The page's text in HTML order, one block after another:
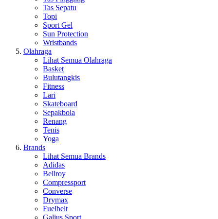
Tas Sepatu
Topi
Sport Gel
Sun Protection
Wristbands
Olahraga
Lihat Semua Olahraga
Basket
Bulutangkis
Fitness
Lari
Skateboard
Sepakbola
Renang
Tenis
Yoga
Brands
Lihat Semua Brands
Adidas
Bellroy
Compressport
Converse
Drymax
Fuelbelt
Galius Sport